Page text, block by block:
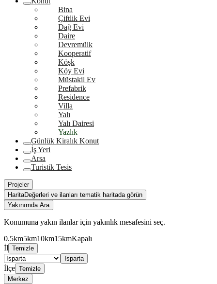
Bina
Çiftlik Evi
Dağ Evi
Daire
Devremülk
Kooperatif
Köşk
Köy Evi
Müstakil Ev
Prefabrik
Residence
Villa
Yalı
Yalı Dairesi
Yazlık
Günlük Kiralık Konut
İş Yeri
Arsa
Turistik Tesis
Projeler
HaritaDeğerleri ve ilanları tematik haritada görün
Yakınımda Ara
Konumuna yakın ilanlar için yakınlık mesafesini seç.
0.5km5km10km15kmKapalı
İl Temizle
Isparta
İlçe Temizle
Merkez